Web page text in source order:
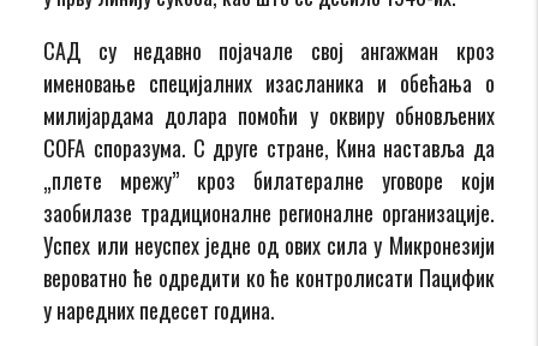
САД су недавно појачале свој ангажман кроз
именовање специјалних изасланика и обећања о
милијардама долара помоћи у оквиру обновљених
COFA споразума. С друге стране, Кина наставља да
„плете мрежу” кроз билатералне уговоре који
заобилазе традиционалне регионалне организације.
Успех или неуспех једне од ових сила у Микронезији
вероватно ће одредити ко ће контролисати Пацифик
у наредних педесет година.